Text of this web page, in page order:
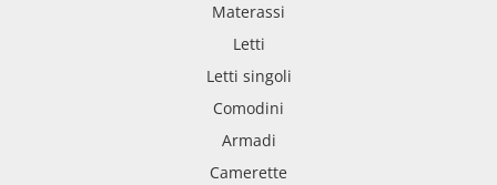
Materassi
Letti
Letti singoli
Comodini
Armadi
Camerette